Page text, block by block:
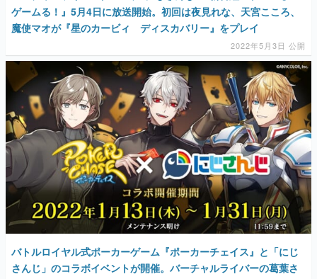
バトルロイヤル式ポーカーゲーム『ポーカーチェイス』と「にじ
さんじ」のコラボイベントが開催。バーチャルライバーの葛葉さ
んら3名がゲーム内に期間限定で実装
2022年1月13日 公開